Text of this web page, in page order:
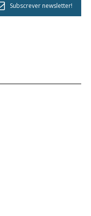
Subscrever newsletter!